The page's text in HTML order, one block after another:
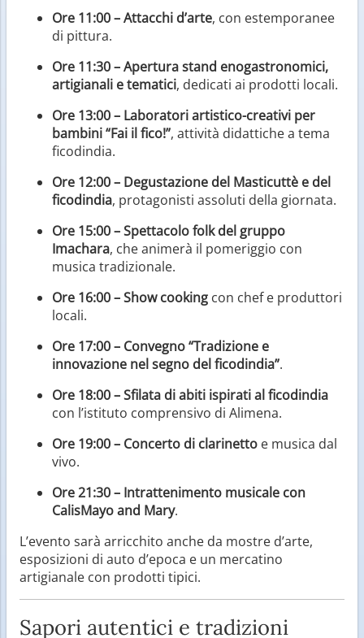
Ore 11:00 – Attacchi d’arte, con estemporanee
di pittura.
Ore 11:30 – Apertura stand enogastronomici,
artigianali e tematici, dedicati ai prodotti locali.
Ore 13:00 – Laboratori artistico-creativi per
bambini “Fai il fico!”, attività didattiche a tema
ficodindia.
Ore 12:00 – Degustazione del Masticuttè e del
ficodindia, protagonisti assoluti della giornata.
Ore 15:00 – Spettacolo folk del gruppo
Imachara, che animerà il pomeriggio con
musica tradizionale.
Ore 16:00 – Show cooking con chef e produttori
locali.
Ore 17:00 – Convegno “Tradizione e
innovazione nel segno del ficodindia”.
Ore 18:00 – Sfilata di abiti ispirati al ficodindia
con l’istituto comprensivo di Alimena.
Ore 19:00 – Concerto di clarinetto e musica dal
vivo.
Ore 21:30 – Intrattenimento musicale con
CalisMayo and Mary.
L’evento sarà arricchito anche da mostre d’arte,
esposizioni di auto d’epoca e un mercatino
artigianale con prodotti tipici.
Sapori autentici e tradizioni